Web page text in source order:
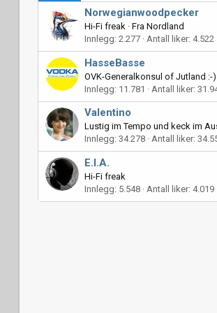
Norwegianwoodpecker
Hi-Fi freak · Fra Nordland
Innlegg 2.277 Antall liker 4.522
HasseBasse
OVK-Generalkonsul of Jutland :-)
Innlegg 11.781 Antall liker
Valentino
Lustig im Tempo und keck im
Innlegg 34.278 Antall liker
E.I.A.
Hi-Fi freak
Innlegg 5.548 Antall liker 4.019